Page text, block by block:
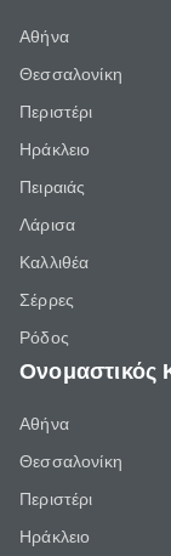
Αθήνα
Θεσσαλονίκη
Περιστέρι
Ηράκλειο
Πειραιάς
Λάρισα
Καλλιθέα
Σέρρες
Ρόδος
Ονομαστικός
Αθήνα
Θεσσαλονίκη
Περιστέρι
Ηράκλειο